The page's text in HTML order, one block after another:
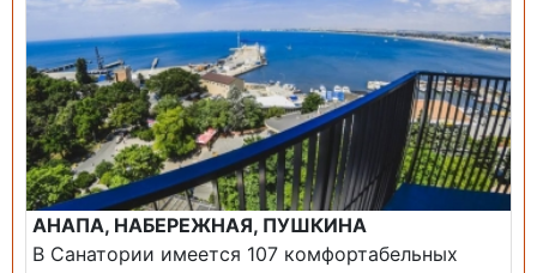
АНАПА, НАБЕРЕЖНАЯ, ПУШКИНА
В Санатории имеется 107 комфортабельных